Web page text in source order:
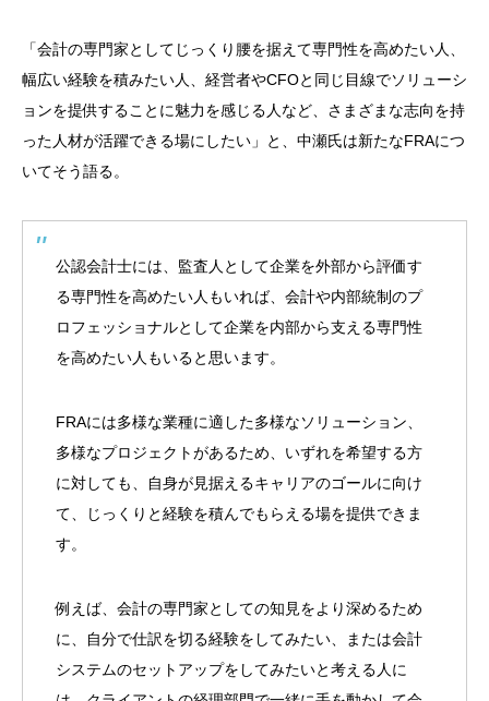
「会計の専門家としてじっくり腰を据えて専門性を高めたい人、
幅広い経験を積みたい人、経営者やCFOと同じ目線でソリューシ
ョンを提供することに魅力を感じる人など、さまざまな志向を持
った人材が活躍できる場にしたい」と、中瀬氏は新たなFRAにつ
いてそう語る。
公認会計士には、監査人として企業を外部から評価す
る専門性を高めたい人もいれば、会計や内部統制のプ
ロフェッショナルとして企業を内部から支える専門性
を高めたい人もいると思います。
FRAには多様な業種に適した多様なソリューション、
多様なプロジェクトがあるため、いずれを希望する方
に対しても、自身が見据えるキャリアのゴールに向け
て、じっくりと経験を積んでもらえる場を提供できま
す。
例えば、会計の専門家としての知見をより深めるため
に、自分で仕訳を切る経験をしてみたい、または会計
システムのセットアップをしてみたいと考える人に